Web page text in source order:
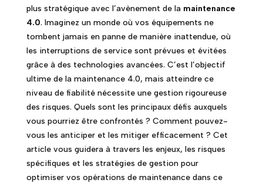
plus stratégique avec l’avènement de la maintenance
4.0. Imaginez un monde où vos équipements ne
tombent jamais en panne de manière inattendue, où
les interruptions de service sont prévues et évitées
grâce à des technologies avancées. C’est l’objectif
ultime de la maintenance 4.0, mais atteindre ce
niveau de fiabilité nécessite une gestion rigoureuse
des risques. Quels sont les principaux défis auxquels
vous pourriez être confrontés ? Comment pouvez-
vous les anticiper et les mitiger efficacement ? Cet
article vous guidera à travers les enjeux, les risques
spécifiques et les stratégies de gestion pour
optimiser vos opérations de maintenance dans ce